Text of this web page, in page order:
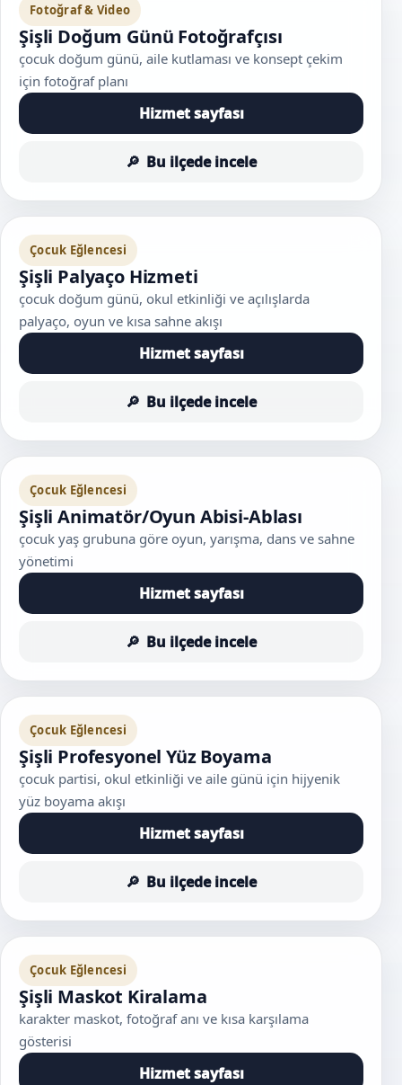
Fotoğraf & Video
Şişli Doğum Günü Fotoğrafçısı
çocuk doğum günü, aile kutlaması ve konsept çekim
için fotoğraf planı
Hizmet sayfası
Bu ilçede incele
Çocuk Eğlencesi
Şişli Palyaço Hizmeti
çocuk doğum günü, okul etkinliği ve açılışlarda
palyaço, oyun ve kısa sahne akışı
Hizmet sayfası
Bu ilçede incele
Çocuk Eğlencesi
Şişli Animatör/Oyun Abisi-Ablası
çocuk yaş grubuna göre oyun, yarışma, dans ve sahne
yönetimi
Hizmet sayfası
Bu ilçede incele
Çocuk Eğlencesi
Şişli Profesyonel Yüz Boyama
çocuk partisi, okul etkinliği ve aile günü için hijyenik
yüz boyama akışı
Hizmet sayfası
Bu ilçede incele
Çocuk Eğlencesi
Şişli Maskot Kiralama
karakter maskot, fotoğraf anı ve kısa karşılama
gösterisi
Hizmet sayfası